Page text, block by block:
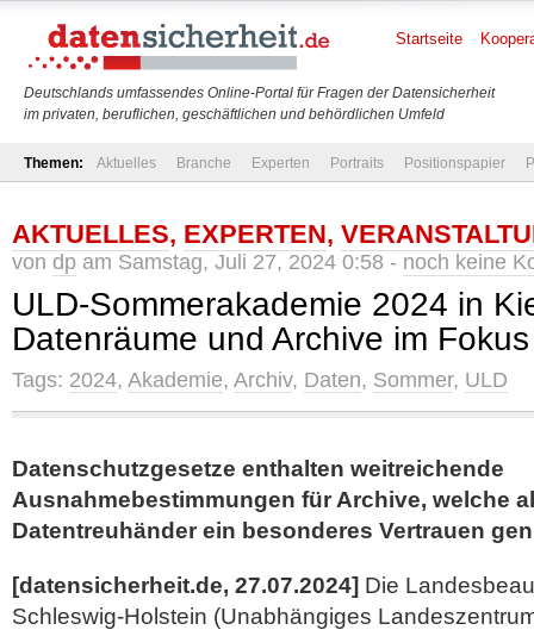
Deutschlands umfassendes Online-Portal für Fragen der Datensicherheit
im privaten, beruflichen, geschäftlichen und behördlichen Umfeld
Startseite
Themen: Aktuelles Branche Experten Portraits Positionspapier
AKTUELLES, EXPERTEN,
von dp am Samstag, Juli 27, 2024 0:58 - noch keine
ULD-Sommerakademie 2024 in
Datenräume und Archive im Fokus
Tags: 2024, Akademie, Archiv, Daten, Sommer, ULD
Datenschutzgesetze enthalten weitreichende
Ausnahmebestimmungen für Archive, welche
Datentreuhänder ein besonderes Vertrauen
[datensicherheit.de, 27.07.2024] Die
Schleswig-Holstein (Unabhängiges